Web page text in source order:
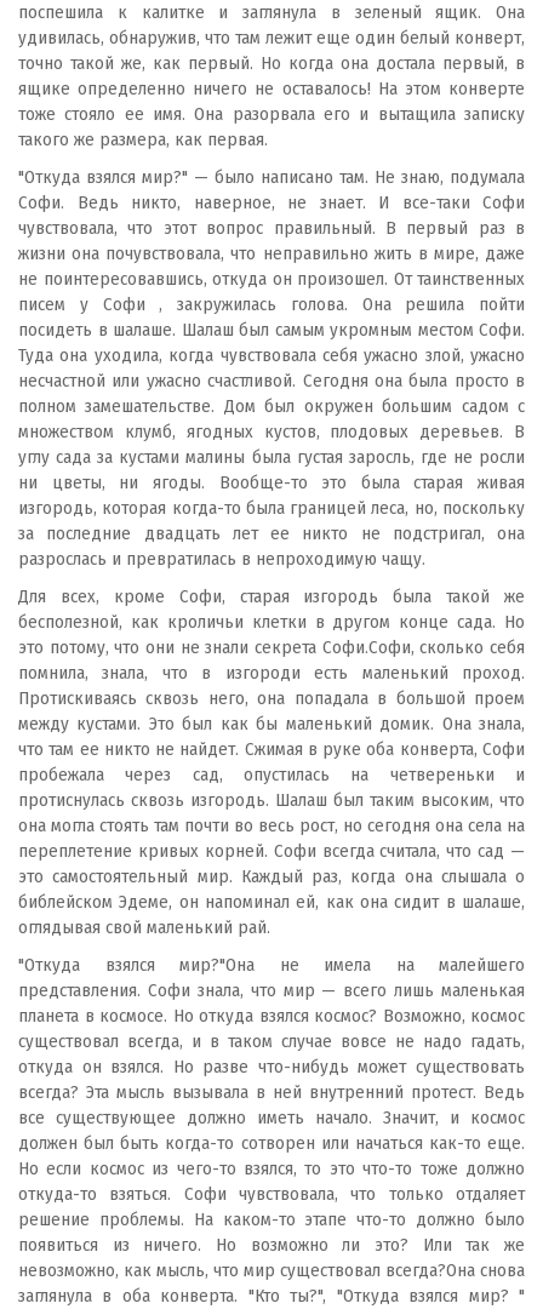
поспешила к калитке и заглянула в зеленый ящик. Она
удивилась, обнаружив, что там лежит еще один белый конверт,
точно такой же, как первый. Но когда она достала первый, в
ящике определенно ничего не оставалось! На этом конверте
тоже стояло ее имя. Она разорвала его и вытащила записку
такого же размера, как первая.
"Откуда взялся мир?" — было написано там. Не знаю, подумала
Софи. Ведь никто, наверное, не знает. И все-таки Софи
чувствовала, что этот вопрос правильный. В первый раз в
жизни она почувствовала, что неправильно жить в мире, даже
не поинтересовавшись, откуда он произошел. От таинственных
писем у Софи , закружилась голова. Она решила пойти
посидеть в шалаше. Шалаш был самым укромным местом Софи.
Туда она уходила, когда чувствовала себя ужасно злой, ужасно
несчастной или ужасно счастливой. Сегодня она была просто в
полном замешательстве. Дом был окружен большим садом с
множеством клумб, ягодных кустов, плодовых деревьев. В
углу сада за кустами малины была густая заросль, где не росли
ни цветы, ни ягоды. Вообще-то это была старая живая
изгородь, которая когда-то была границей леса, но, поскольку
за последние двадцать лет ее никто не подстригал, она
разрослась и превратилась в непроходимую чащу.
Для всех, кроме Софи, старая изгородь была такой же
бесполезной, как кроличьи клетки в другом конце сада. Но
это потому, что они не знали секрета Софи.Софи, сколько себя
помнила, знала, что в изгороди есть маленький проход.
Протискиваясь сквозь него, она попадала в большой проем
между кустами. Это был как бы маленький домик. Она знала,
что там ее никто не найдет. Сжимая в руке оба конверта, Софи
пробежала через сад, опустилась на четвереньки и
протиснулась сквозь изгородь. Шалаш был таким высоким, что
она могла стоять там почти во весь рост, но сегодня она села на
переплетение кривых корней. Софи всегда считала, что сад —
это самостоятельный мир. Каждый раз, когда она слышала о
библейском Эдеме, он напоминал ей, как она сидит в шалаше,
оглядывая свой маленький рай.
"Откуда взялся мир?"Она не имела на малейшего
представления. Софи знала, что мир — всего лишь маленькая
планета в космосе. Но откуда взялся космос? Возможно, космос
существовал всегда, и в таком случае вовсе не надо гадать,
откуда он взялся. Но разве что-нибудь может существовать
всегда? Эта мысль вызывала в ней внутренний протест. Ведь
все существующее должно иметь начало. Значит, и космос
должен был быть когда-то сотворен или начаться как-то еще.
Но если космос из чего-то взялся, то это что-то тоже должно
откуда-то взяться. Софи чувствовала, что только отдаляет
решение проблемы. На каком-то этапе что-то должно было
появиться из ничего. Но возможно ли это? Или так же
невозможно, как мысль, что мир существовал всегда?Она снова
заглянула в оба конверта. "Кто ты?", "Откуда взялся мир? "